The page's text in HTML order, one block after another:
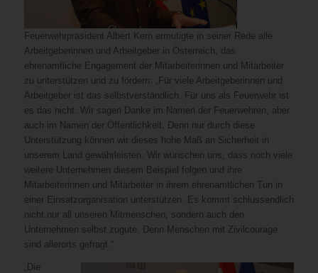
Feuerwehrpräsident Albert Kern ermutigte in seiner Rede alle
Arbeitgeberinnen und Arbeitgeber in Österreich, das
ehrenamtliche Engagement der Mitarbeiterinnen und Mitarbeiter
zu unterstützen und zu fördern: „Für viele Arbeitgeberinnen und
Arbeitgeber ist das selbstverständlich. Für uns als Feuerwehr ist
es das nicht. Wir sagen Danke im Namen der Feuerwehren, aber
auch im Namen der Öffentlichkeit. Denn nur durch diese
Unterstützung können wir dieses hohe Maß an Sicherheit in
unserem Land gewährleisten. Wir wünschen uns, dass noch viele
weitere Unternehmen diesem Beispiel folgen und ihre
Mitarbeiterinnen und Mitarbeiter in ihrem ehrenamtlichen Tun in
einer Einsatzorganisation unterstützen. Es kommt schlussendlich
nicht nur all unseren Mitmenschen, sondern auch den
Unternehmen selbst zugute. Denn Menschen mit Zivilcourage
sind allerorts gefragt.“
„Die